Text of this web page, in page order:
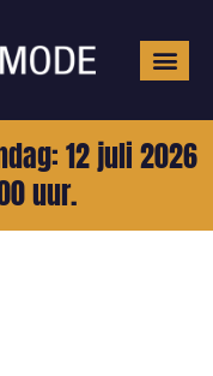
12 juli 2026
uur.